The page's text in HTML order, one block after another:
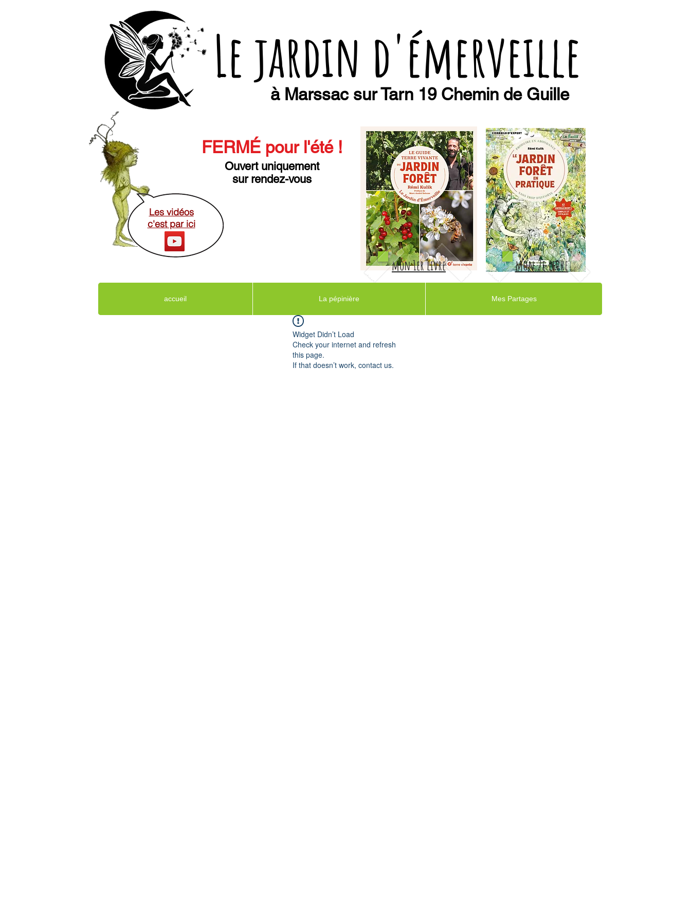
Le jardin d'émerveille
mon 1er livre mon 2e livre
à Marssac sur Tarn 19 Chemin de Guille
FERMÉ pour l'été!
Ouvert uniquement
sur rendez-vous
Les vidéos
c'est par ici
accueil La pépinière Mes Partages
Widget Didn’t Load
Check your internet and refresh
this page.
If that doesn’t work, contact us.